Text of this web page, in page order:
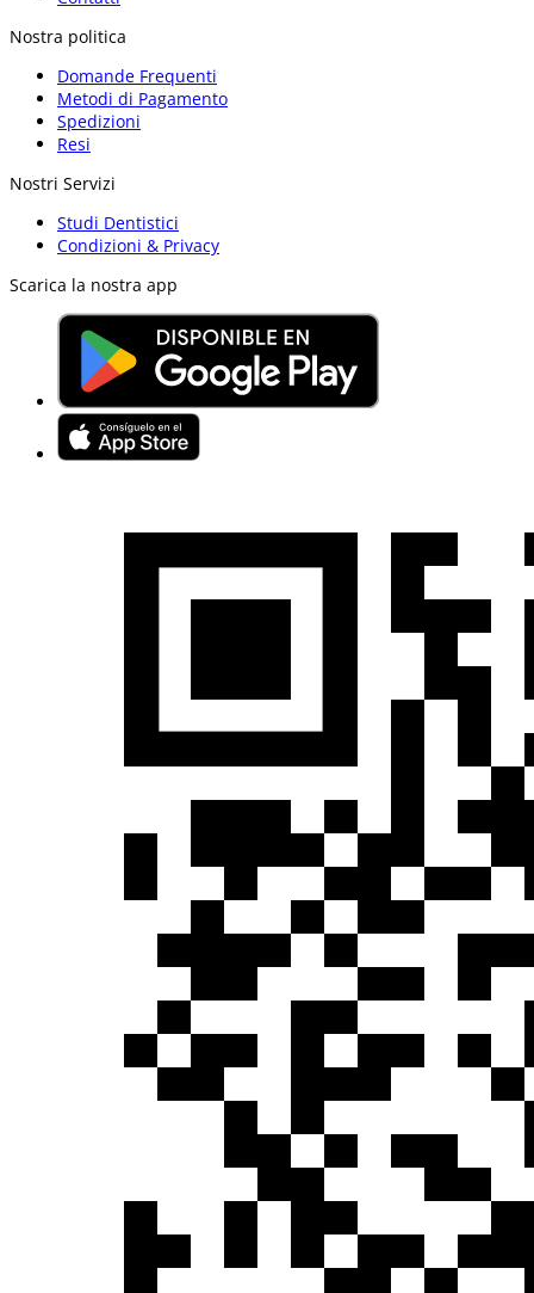
Nostra politica
Domande Frequenti
Metodi di Pagamento
Spedizioni
Resi
Nostri Servizi
Studi Dentistici
Condizioni & Privacy
Scarica la nostra app